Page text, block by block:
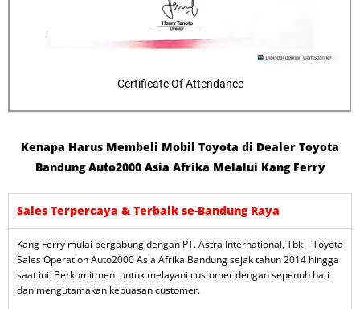
Certificate Of Attendance
Kenapa Harus Membeli Mobil Toyota di Dealer Toyota
Bandung Auto2000 Asia Afrika Melalui Kang Ferry
Sales Terpercaya & Terbaik se-Bandung Raya
Kang Ferry mulai bergabung dengan PT. Astra International, Tbk – Toyota
Sales Operation Auto2000 Asia Afrika Bandung sejak tahun 2014 hingga
saat ini. Berkomitmen untuk melayani customer dengan sepenuh hati
dan mengutamakan kepuasan customer.